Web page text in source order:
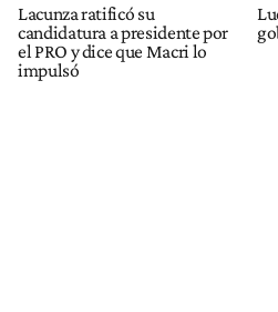
Lacunza ratificó su
candidatura a presidente por
el PRO y dice que Macri lo
impulsó